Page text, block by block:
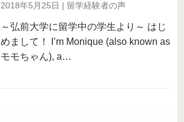
2018年5月25日 | 留学経験者の声
～弘前大学に留学中の学生より～ はじ
めまして！ I’m Monique (also known as
モモちゃん), a…